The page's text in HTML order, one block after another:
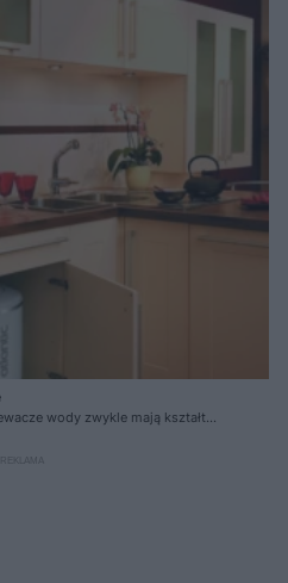
wody zwykle mają kształt